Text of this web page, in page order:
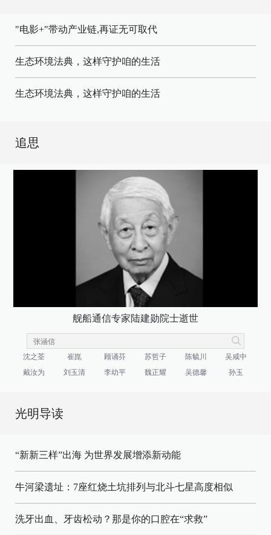
"电影+"带动产业链,再证无可取代
生态环境法典，这样守护咱的生活
生态环境法典，这样守护咱的生活
追思
舰船通信专家陆建勋院士逝世
沈之荃 崔崑 顾诵芬 苏哲子 陈毓川
吴咸中
戴汝为
刘玉清 李幼平 魏正耀 吴德馨 孙玉
光明导读
“新新三样”出海 为世界发展增添新动能
牛河梁遗址：7座红烧土坑排列与北斗七星高度相似
洗牙出血、牙齿松动？那是你的口腔在“求救”